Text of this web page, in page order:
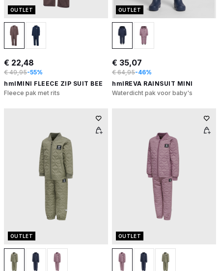
OUTLET
€ 22,48
€ 49,95-55%
hmlMINI FLEECE ZIP SUIT BEE
Fleece pak met rits
OUTLET
€ 35,07
€ 64,95-46%
hmlREVA RAINSUIT MINI
Waterdicht pak voor baby's
OUTLET OUTLET